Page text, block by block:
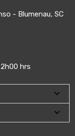
- Blumenau, SC
hrs